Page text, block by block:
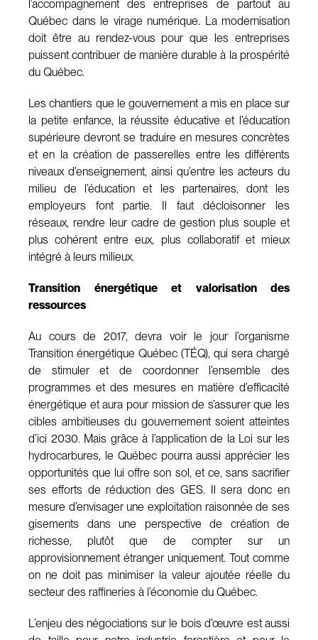
l’accompagnement des entreprises de partout au
Québec dans le virage numérique. La modernisation
doit être au rendez-vous pour que les entreprises
puissent contribuer de manière durable à la prospérité
du Québec.
Les chantiers que le gouvernement a mis en place sur
la petite enfance, la réussite éducative et l’éducation
supérieure devront se traduire en mesures concrètes
et en la création de passerelles entre les différents
niveaux d’enseignement, ainsi qu’entre les acteurs du
milieu de l’éducation et les partenaires, dont les
employeurs font partie. Il faut décloisonner les
réseaux, rendre leur cadre de gestion plus souple et
plus cohérent entre eux, plus collaboratif et mieux
intégré à leurs milieux.
Transition énergétique et valorisation des
ressources
Au cours de 2017, devra voir le jour l’organisme
Transition énergétique Québec (TÉQ), qui sera chargé
de stimuler et de coordonner l’ensemble des
programmes et des mesures en matière d’efficacité
énergétique et aura pour mission de s’assurer que les
cibles ambitieuses du gouvernement soient atteintes
d’ici 2030. Mais grâce à l’application de la Loi sur les
hydrocarbures, le Québec pourra aussi apprécier les
opportunités que lui offre son sol, et ce, sans sacrifier
ses efforts de réduction des GES. Il sera donc en
mesure d’envisager une exploitation raisonnée de ses
gisements dans une perspective de création de
richesse, plutôt que de compter sur un
approvisionnement étranger uniquement. Tout comme
on ne doit pas minimiser la valeur ajoutée réelle du
secteur des raffineries à l’économie du Québec.
L’enjeu des négociations sur le bois d’œuvre est aussi